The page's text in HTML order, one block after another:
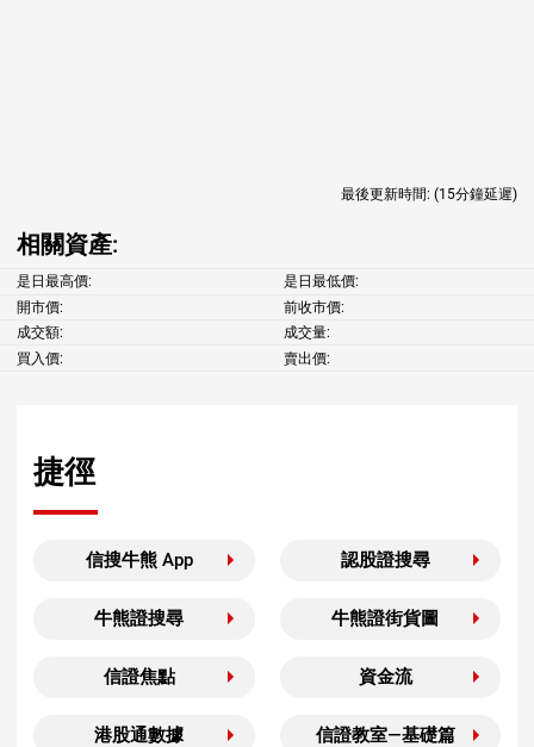
最後更新時間: (15分鐘延遲)
相關資產:
是日最高價:
是日最低價:
開市價:
前收市價:
成交額:
成交量:
買入價:
賣出價:
捷徑
信搜牛熊 App 認股證搜尋
牛熊證搜尋 牛熊證街貨圖
信證焦點 資金流
港股通數據 信證教室—基礎篇